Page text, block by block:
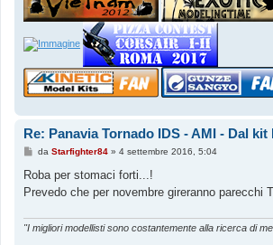
Re: Panavia Tornado IDS - AMI - Dal kit
M
s
a
i
da Starfighter84» 4 settembre 2016, 5:04
Roba per stomaci forti...!
Prevedo che per novembre gireranno
"I migliori modellisti sono costantemente alla ricerca di